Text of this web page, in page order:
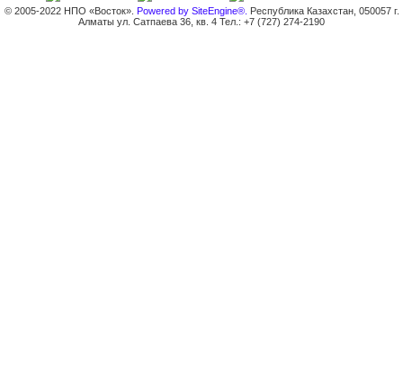
© 2005-2022 НПО «Восток». Powered by SiteEngine®. Республика Казахстан, 050057 г.
Алматы ул. Сатпаева 36, кв. 4 Тел.: +7 (727) 274-2190